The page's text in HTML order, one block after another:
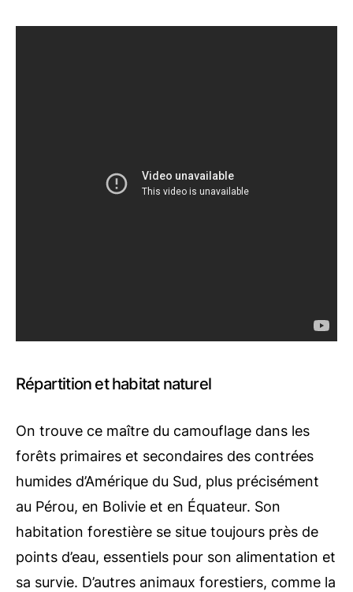
Répartition et habitat naturel
On trouve ce maître du camouflage dans les
forêts primaires et secondaires des contrées
humides d’Amérique du Sud, plus précisément
au Pérou, en Bolivie et en Équateur. Son
habitation forestière se situe toujours près de
points d’eau, essentiels pour son alimentation et
sa survie. D’autres animaux forestiers, comme la